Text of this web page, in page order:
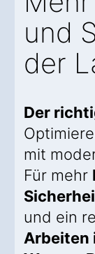
und
der
Der
mit
Für mehr
und ein
Arbeiten